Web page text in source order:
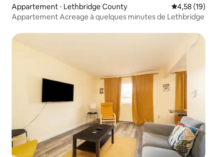
Appartement ⋅ Lethbridge County Évaluation
4,58 (19)
Appartement Acreage à quelques minutes de Lethbridge